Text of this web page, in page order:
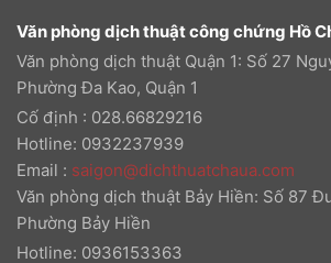
Văn phòng dịch thuật công chứng Hồ
Văn phòng dịch thuật Quận 1: Số 27
Phường Đa Kao, Quận 1
Cố định : 028.66829216
Hotline: 0932237939
Email : saigon@dichthuatchaua.com
Văn phòng dịch thuật Bảy Hiền: Số 87
Phường Bảy Hiền
Hotline: 0936153363